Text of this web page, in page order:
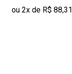
ou 2x de R$ 88,31